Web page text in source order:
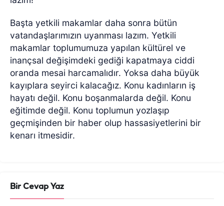
Başta yetkili makamlar daha sonra bütün
vatandaşlarımızın uyanması lazım. Yetkili
makamlar toplumumuza yapılan kültürel ve
inançsal değişimdeki gediği kapatmaya ciddi
oranda mesai harcamalıdır. Yoksa daha büyük
kayıplara seyirci kalacağız. Konu kadınların iş
hayatı değil. Konu boşanmalarda değil. Konu
eğitimde değil. Konu toplumun yozlaşıp
geçmişinden bir haber olup hassasiyetlerini bir
kenarı itmesidir.
Bir Cevap Yaz